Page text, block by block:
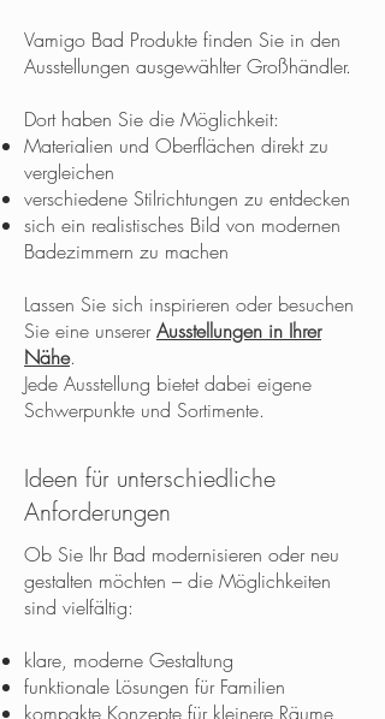
Vamigo Bad Produkte finden Sie in den
Ausstellungen ausgewählter Großhändler.
Dort haben Sie die Möglichkeit:
Materialien und Oberflächen direkt zu
vergleichen
verschiedene Stilrichtungen zu entdecken
sich ein realistisches Bild von modernen
Badezimmern zu machen
Lassen Sie sich inspirieren oder besuchen
Sie eine unsererAusstellungen in Ihrer
Nähe.
Jede Ausstellung bietet dabei eigene
Schwerpunkte und Sortimente.
Ideen für unterschiedliche
Anforderungen
Ob Sie Ihr Bad modernisieren oder neu
gestalten möchten – die Möglichkeiten
sind vielfältig:
klare, moderne Gestaltung
funktionale Lösungen für Familien
kompakte Konzepte für kleinere Räume